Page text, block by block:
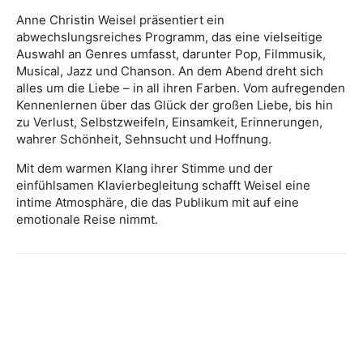
Anne Christin Weisel präsentiert ein
abwechslungsreiches Programm, das eine vielseitige
Auswahl an Genres umfasst, darunter Pop, Filmmusik,
Musical, Jazz und Chanson. An dem Abend dreht sich
alles um die Liebe – in all ihren Farben. Vom aufregenden
Kennenlernen über das Glück der großen Liebe, bis hin
zu Verlust, Selbstzweifeln, Einsamkeit, Erinnerungen,
wahrer Schönheit, Sehnsucht und Hoffnung.
Mit dem warmen Klang ihrer Stimme und der
einfühlsamen Klavierbegleitung schafft Weisel eine
intime Atmosphäre, die das Publikum mit auf eine
emotionale Reise nimmt.